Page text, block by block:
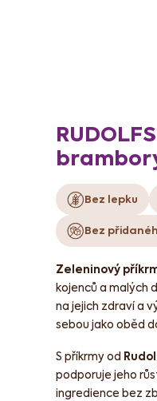
Bez lepku
Bez
Zeleninový
kojenců a malých
na jejich zdraví a
sebou jako oběd
S příkrmy od
podporuje jeho
ingredience bez